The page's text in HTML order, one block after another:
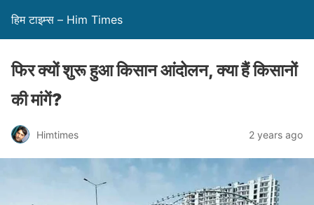
हिम टाइम्स – Him Times
फिर क्यों शुरू हुआ किसान आंदोलन, क्या हैं किसानों
की मांगें?
Himtimes 2 years ago